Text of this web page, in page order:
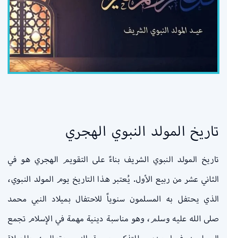
تاريخ المولد النبوي الهجري
تاريخ المولد النبوي الشريف بناءً على التقويم الهجري هو في
الثاني عشر من ربيع الأول. يُعتبر هذا التاريخ يوم المولد النبوي،
الذي يحتفل به المسلمون سنوياً للاحتفال بميلاد النبي محمد
صلى الله عليه وسلم، وهو مناسبة دينية مهمة في الإسلام تجمع